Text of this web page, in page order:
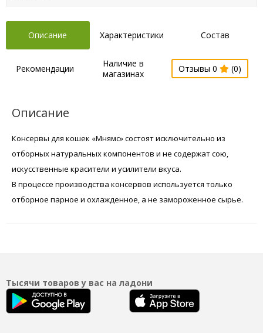
Описание Характеристики Состав
Рекомендации
Наличие в
магазинах
Отзывы 0 (0)
Описание
Консервы для кошек «Мнямс» состоят исключительно из
отборных натуральных компонентов и не содержат сою,
искусственные красители и усилители вкуса.
В процессе производства консервов используется только
отборное парное и охлажденное, а не замороженное сырье.
Тысячи товаров у вас на ладони